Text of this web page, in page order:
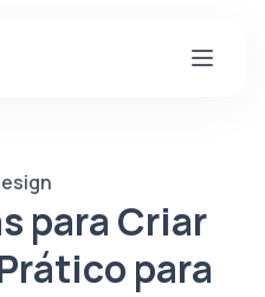
para Criar
para